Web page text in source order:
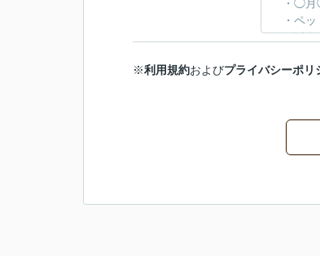
※利用規約およびプライバシーポリ